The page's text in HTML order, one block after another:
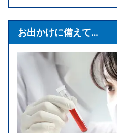
ています。都内ご自宅か
ちろんのこと、新幹線で東
場までお送りすることも
の方がコンサートや観劇
なからず、会場や主催者と
場合があります。特に、大
に入場動線を確認し、車い
スムーズに会場へ入るこ
ます。
お出かけに備えて…